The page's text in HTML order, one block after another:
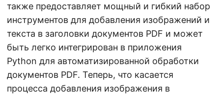
также предоставляет мощный и гибкий набор
инструментов для добавления изображений и
текста в заголовки документов PDF и может
быть легко интегрирован в приложения
Python для автоматизированной обработки
документов PDF. Теперь, что касается
процесса добавления изображения в